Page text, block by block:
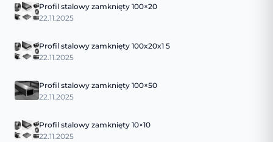
Profil stalowy zamknięty 100×20
22.11.2025
Profil stalowy zamknięty 100x20x1 5
22.11.2025
Profil stalowy zamknięty 100×50
22.11.2025
Profil stalowy zamknięty 10×10
22.11.2025